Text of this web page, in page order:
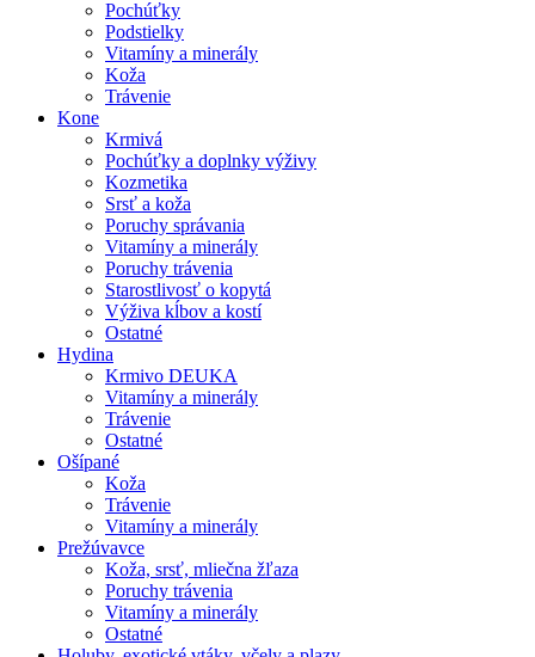
Pochúťky
Podstielky
Vitamíny a minerály
Koža
Trávenie
Kone
Krmivá
Pochúťky a doplnky výživy
Kozmetika
Srsť a koža
Poruchy správania
Vitamíny a minerály
Poruchy trávenia
Starostlivosť o kopytá
Výživa kĺbov a kostí
Ostatné
Hydina
Krmivo DEUKA
Vitamíny a minerály
Trávenie
Ostatné
Ošípané
Koža
Trávenie
Vitamíny a minerály
Prežúvavce
Koža, srsť, mliečna žľaza
Poruchy trávenia
Vitamíny a minerály
Ostatné